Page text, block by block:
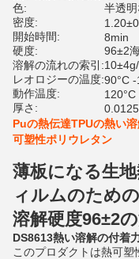
色:
半透
密度:
開始時間:
8min
硬度:
96±2
溶解の流れの索引:
レオロジーの温度:90°C
動作温度:
厚さ:
Puの熱伝達TPUの熱い
可塑性ポリウレタン
薄板になる生
ィルムのため
溶解硬度96±2
DS8613熱い溶解の付着
このプロダクトは熱可